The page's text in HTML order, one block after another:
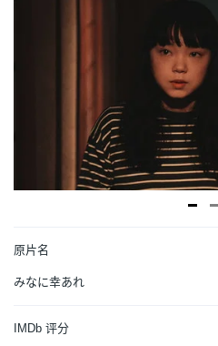
原片名
みなに幸あれ
IMDb 评分